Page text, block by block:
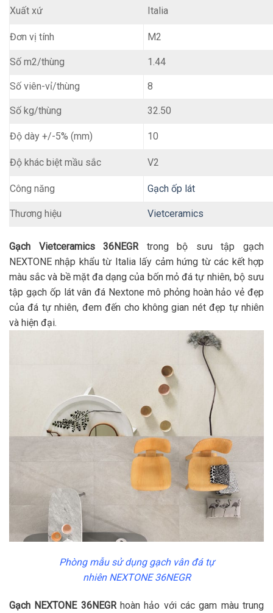
Xuất xứ Italia
Đơn vị tính M2
Số m2/thùng 1.44
Số viên-vỉ/thùng 8
Số kg/thùng 32.50
Độ dày +/-5% (mm) 10
Độ khác biệt mầu sắc V2
Công năng Gạch ốp lát
Thương hiệu Vietceramics
Gạch Vietceramics 36NEGR trong bộ sưu tập gạch
NEXTONE nhập khẩu từ Italia lấy cảm hứng từ các kết hợp
màu sắc và bề mặt đa dạng của bốn mỏ đá tự nhiên, bộ sưu
tập gạch ốp lát vân đá Nextone mô phỏng hoàn hảo vẻ đẹp
của đá tự nhiên, đem đến cho không gian nét đẹp tự nhiên
và hiện đại.
Phòng mẫu sử dụng gạch vân đá tự
nhiên NEXTONE 36NEGR
Gạch NEXTONE 36NEGRhoàn hảo với các gam màu trung